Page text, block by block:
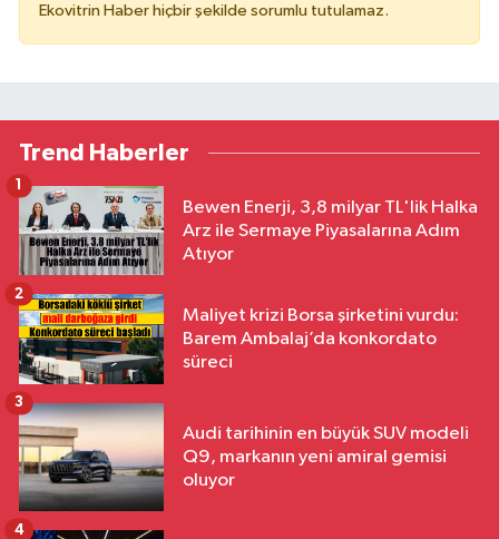
Ekovitrin Haber hiçbir şekilde sorumlu tutulamaz.
Trend Haberler
Bewen Enerji, 3,8 milyar TL'lik Halka
Arz ile Sermaye Piyasalarına Adım
Atıyor
1
Maliyet krizi Borsa şirketini vurdu:
Barem Ambalaj’da konkordato
süreci
2
Audi tarihinin en büyük SUV modeli
Q9, markanın yeni amiral gemisi
oluyor
3
4